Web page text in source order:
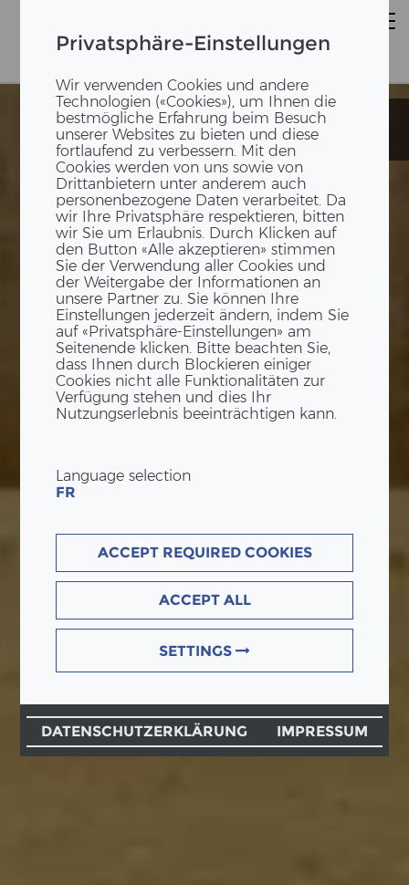
Privatsphäre-Einstellungen
Wir verwenden Cookies und andere
Technologien («Cookies»), um Ihnen die
bestmögliche Erfahrung beim Besuch
unserer Websites zu bieten und diese
fortlaufend zu verbessern. Mit den
Cookies werden von uns sowie von
Drittanbietern unter anderem auch
personenbezogene Daten verarbeitet. Da
wir Ihre Privatsphäre respektieren, bitten
wir Sie um Erlaubnis. Durch Klicken auf
den Button «Alle akzeptieren» stimmen
Sie der Verwendung aller Cookies und
der Weitergabe der Informationen an
unsere Partner zu. Sie können Ihre
Einstellungen jederzeit ändern, indem Sie
auf «Privatsphäre-Einstellungen» am
Seitenende klicken. Bitte beachten Sie,
dass Ihnen durch Blockieren einiger
Cookies nicht alle Funktionalitäten zur
Verfügung stehen und dies Ihr
Nutzungserlebnis beeinträchtigen kann.
Language selection
FR
ACCEPT REQUIRED COOKIES
ACCEPT ALL
SETTINGS
DATENSCHUTZERKLÄRUNG IMPRESSUM
Werkhalle
AWEL
Werkhalle
AWEL